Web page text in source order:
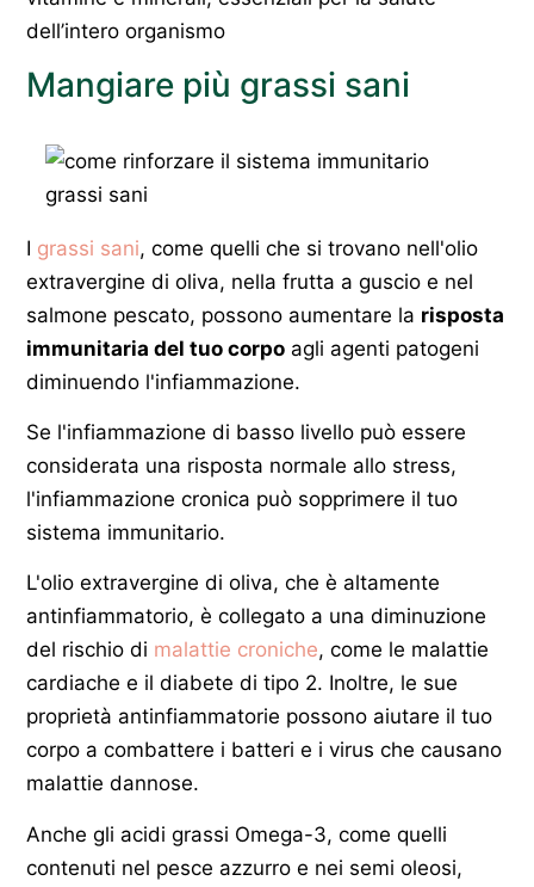
dell’intero organismo
Mangiare più grassi sani
I grassi sani, come quelli che si trovano nell'olio
extravergine di oliva, nella frutta a guscio e nel
salmone pescato, possono aumentare la risposta
immunitaria del tuo corpo agli agenti patogeni
diminuendo l'infiammazione.
Se l'infiammazione di basso livello può essere
considerata una risposta normale allo stress,
l'infiammazione cronica può sopprimere il tuo
sistema immunitario.
L'olio extravergine di oliva, che è altamente
antinfiammatorio, è collegato a una diminuzione
del rischio di malattie croniche, come le malattie
cardiache e il diabete di tipo 2. Inoltre, le sue
proprietà antinfiammatorie possono aiutare il tuo
corpo a combattere i batteri e i virus che causano
malattie dannose.
Anche gli acidi grassi Omega-3, come quelli
contenuti nel pesce azzurro e nei semi oleosi,